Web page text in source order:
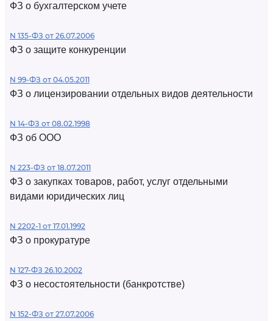
ФЗ о бухгалтерском учете
N 135-ФЗ от 26.07.2006
ФЗ о защите конкуренции
N 99-ФЗ от 04.05.2011
ФЗ о лицензировании отдельных видов деятельности
N 14-ФЗ от 08.02.1998
ФЗ об ООО
N 223-ФЗ от 18.07.2011
ФЗ о закупках товаров, работ, услуг отдельными
видами юридических лиц
N 2202-1 от 17.01.1992
ФЗ о прокуратуре
N 127-ФЗ 26.10.2002
ФЗ о несостоятельности (банкротстве)
N 152-ФЗ от 27.07.2006